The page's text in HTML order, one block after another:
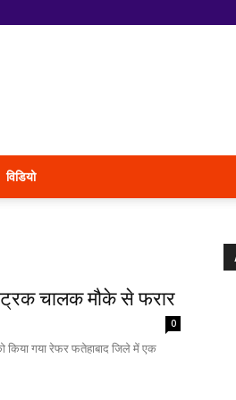
विडियो
चालक मौके से फरार
0
किया गया रेफर फतेहाबाद जिले में एक